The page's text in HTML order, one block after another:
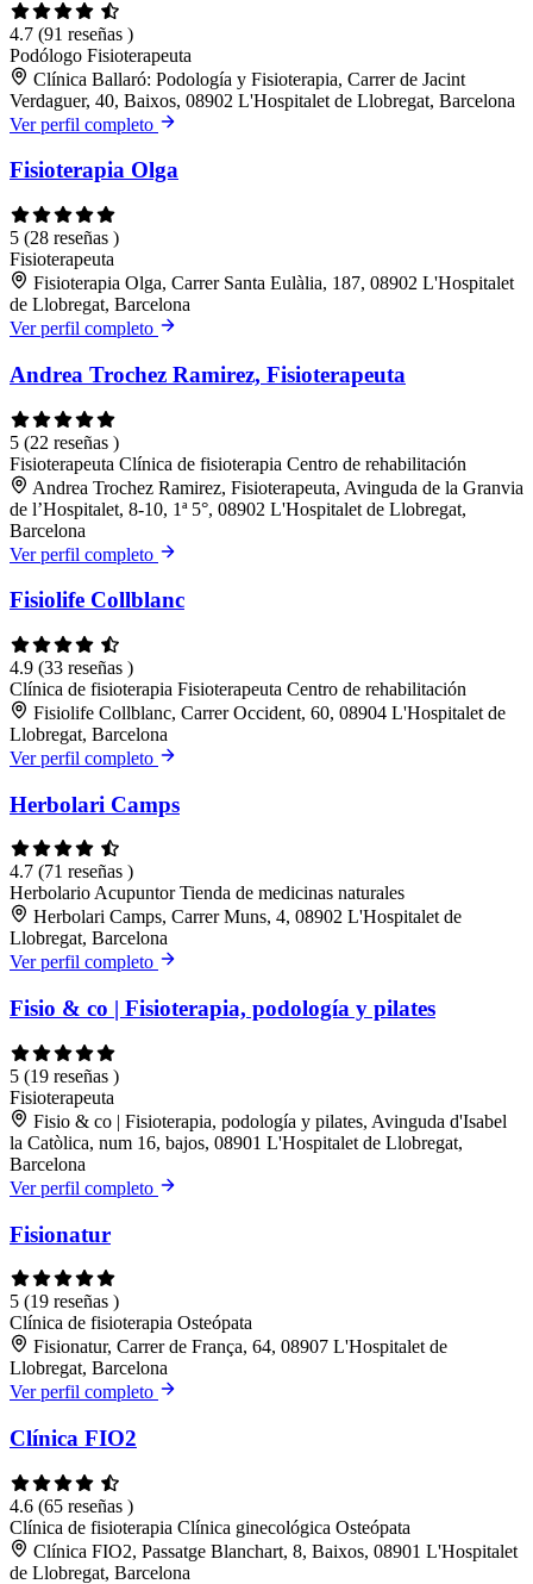
4.7 (91 reseñas )
Podólogo Fisioterapeuta
Clínica Ballaró: Podología y Fisioterapia, Carrer de Jacint
Verdaguer, 40, Baixos, 08902 L'Hospitalet de Llobregat, Barcelona
Ver perfil completo
Fisioterapia Olga
5 (28 reseñas )
Fisioterapeuta
Fisioterapia Olga, Carrer Santa Eulàlia, 187, 08902 L'Hospitalet
de Llobregat, Barcelona
Ver perfil completo
Andrea Trochez Ramirez, Fisioterapeuta
5 (22 reseñas )
Fisioterapeuta Clínica de fisioterapia Centro de rehabilitación
Andrea Trochez Ramirez, Fisioterapeuta, Avinguda de la Granvia
de l’Hospitalet, 8-10, 1ª 5°, 08902 L'Hospitalet de Llobregat,
Barcelona
Ver perfil completo
Fisiolife Collblanc
4.9 (33 reseñas )
Clínica de fisioterapia Fisioterapeuta Centro de rehabilitación
Fisiolife Collblanc, Carrer Occident, 60, 08904 L'Hospitalet de
Llobregat, Barcelona
Ver perfil completo
Herbolari Camps
4.7 (71 reseñas )
HerbolarioAcupuntorTienda de medicinas naturales
Herbolari Camps, Carrer Muns, 4, 08902 L'Hospitalet de
Llobregat, Barcelona
Ver perfil completo
Fisio & co | Fisioterapia, podología y pilates
5 (19 reseñas )
Fisioterapeuta
Fisio & co | Fisioterapia, podología y pilates, Avinguda d'Isabel
la Catòlica, num 16, bajos, 08901 L'Hospitalet de Llobregat,
Barcelona
Ver perfil completo
Fisionatur
5 (19 reseñas )
Clínica de fisioterapia Osteópata
Fisionatur, Carrer de França, 64, 08907 L'Hospitalet de
Llobregat, Barcelona
Ver perfil completo
Clínica FIO2
4.6 (65 reseñas )
Clínica de fisioterapia Clínica ginecológica Osteópata
Clínica FIO2, Passatge Blanchart, 8, Baixos, 08901 L'Hospitalet
de Llobregat, Barcelona